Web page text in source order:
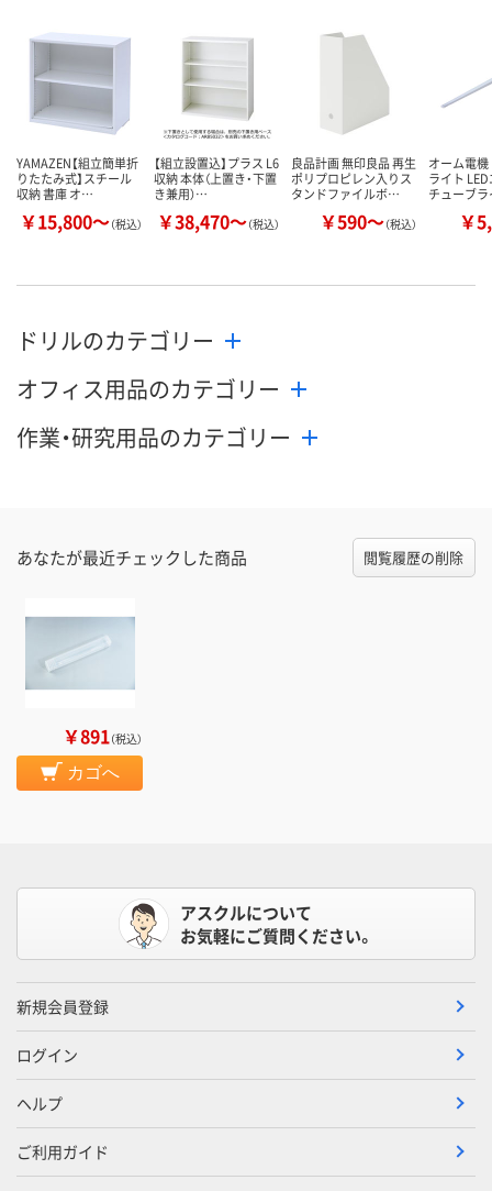
カゴへ カゴへ
YAMAZEN【組立簡単折
りたたみ式】スチール
収納 書庫 オ…
￥15,800～（税込）
【組立設置込】プラス L6
収納 本体（上置き・下置
き兼用）…
￥38,470～（税込）
良品計画 無印良品 再生
ポリプロピレン入りス
タンドファイルボ…
￥590～（税込）
オーム電機
ライト
チューブ
￥
ドリルのカテゴリー
オフィス用品のカテゴリー
作業・研究用品のカテゴリー
あなたが最近チェックした商品 閲覧履歴の削除
￥891（税込）
カゴへ
アスクルについて
お気軽にご質問ください。
新規会員登録
ログイン
ヘルプ
ご利用ガイド